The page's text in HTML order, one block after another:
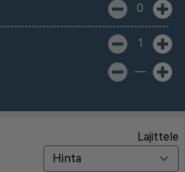
0
1
—
Lajittele